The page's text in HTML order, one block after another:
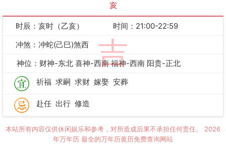
亥
吉
时辰：亥时（乙亥）
时间：21:00-22:59
冲煞：冲蛇(己巳)煞西
神位：财神-东北 喜神-西南 福神-西南 阳贵-正北
祈福 求嗣 求财 嫁娶 安葬
赴任 出行 修造
本站所有内容仅供休闲娱乐和参考，对所造成后果不承担任何责任。 2026
年万年历 最全的万年历黄历免费查询网站